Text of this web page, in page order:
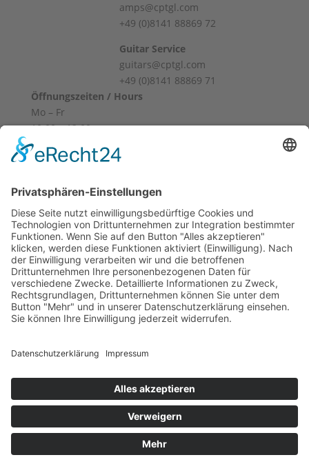
amps@cptgl.com
+49 (0)8141 88869 72
Guitar Service
guitars@cptgl.com
+49 (0)8141 88869 71
Öffnungszeiten / Hours
Mo – Fr
10:00 – 12:00
14:00 – 18:00
10:00 – 14:00
Und nach Vereinbarung
And by appointment
Allgemeine Geschäftsbedingungen
Widerruf
Zahlungsweisen
Versand & Lieferung
Impressum
Datenschutz
Lounge | Powered by WordPress | Copyright 2010-
registered trade mark
Shopping Cart